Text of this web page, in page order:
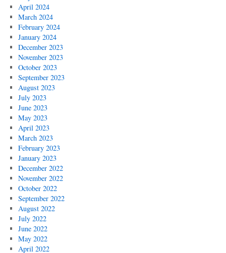
April 2024
March 2024
February 2024
January 2024
December 2023
November 2023
October 2023
September 2023
August 2023
July 2023
June 2023
May 2023
April 2023
March 2023
February 2023
January 2023
December 2022
November 2022
October 2022
September 2022
August 2022
July 2022
June 2022
May 2022
April 2022